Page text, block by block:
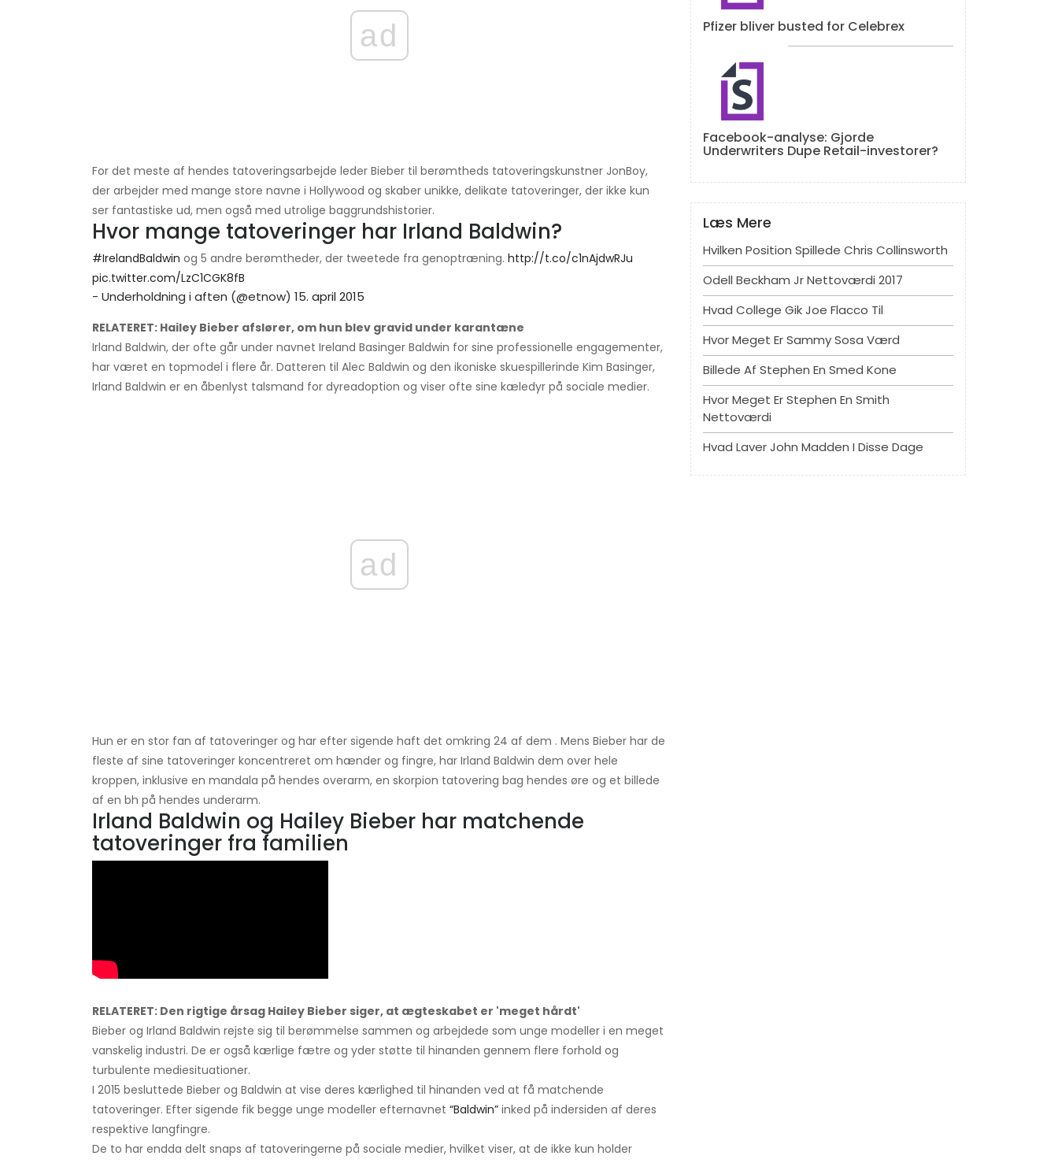
ad
For det meste af hendes tatoveringsarbejde leder Bieber til berømtheds tatoveringskunstner JonBoy,
der arbejder med mange store navne i Hollywood og skaber unikke, delikate tatoveringer, der ikke kun
ser fantastiske ud, men også med utrolige baggrundshistorier.
Hvor mange tatoveringer har Irland Baldwin?
#IrelandBaldwin og 5 andre berømtheder, der tweetede fra genoptræning. http://t.co/c1nAjdwRJu
pic.twitter.com/LzC1CGK8fB
- Underholdning i aften (@etnow) 15. april 2015
RELATERET: Hailey Bieber afslører, om hun blev gravid under karantæne
Irland Baldwin, der ofte går under navnet Ireland Basinger Baldwin for sine professionelle engagementer,
har været en topmodel i flere år. Datteren til Alec Baldwin og den ikoniske skuespillerinde Kim Basinger,
Irland Baldwin er en åbenlyst talsmand for dyreadoption og viser ofte sine kæledyr på sociale medier.
ad
Hun er en stor fan af tatoveringer og har efter sigende haft det omkring 24 af dem . Mens Bieber har de
fleste af sine tatoveringer koncentreret om hænder og fingre, har Irland Baldwin dem over hele
kroppen, inklusive en mandala på hendes overarm, en skorpion tatovering bag hendes øre og et billede
af en bh på hendes underarm.
Irland Baldwin og Hailey Bieber har matchende
tatoveringer fra familien
RELATERET: Den rigtige årsag Hailey Bieber siger, at ægteskabet er 'meget hårdt'
Bieber og Irland Baldwin rejste sig til berømmelse sammen og arbejdede som unge modeller i en meget
vanskelig industri. De er også kærlige fætre og yder støtte til hinanden gennem flere forhold og
turbulente mediesituationer.
I 2015 besluttede Bieber og Baldwin at vise deres kærlighed til hinanden ved at få matchende
tatoveringer. Efter sigende fik begge unge modeller efternavnet “Baldwin” inked på indersiden af ​​deres
respektive langfingre.
De to har endda delt snaps af tatoveringerne på sociale medier, hvilket viser, at de ikke kun holder
Pfizer bliver busted for Celebrex
Facebook-analyse: Gjorde
Underwriters Dupe Retail-investorer?
Læs Mere
Hvilken Position Spillede Chris Collinsworth
Odell Beckham Jr Nettoværdi 2017
Hvad College Gik Joe Flacco Til
Hvor Meget Er Sammy Sosa Værd
Billede Af Stephen En Smed Kone
Hvor Meget Er Stephen En Smith
Nettoværdi
Hvad Laver John Madden I Disse Dage